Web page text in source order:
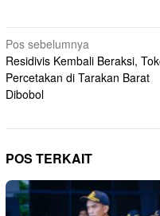
Navigasi
pos
Pos sebelumnya
Residivis Kembali Beraksi,
Percetakan di Tarakan Barat
Dibobol
POS TERKAIT